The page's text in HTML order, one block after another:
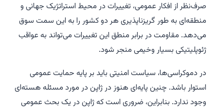
صرف‌نظر از افکار عمومی، تغییرات در محیط استراتژیک جهانی و
منطقه‌ای به طور گریزناپذیری هر دو کشور را به این سمت سوق
می‌دهد. مقاومت در برابر منطق این تغییرات می‌تواند به عواقب
ژئوپلیتیکی بسیار وخیمی منجر شود.
در دموکراسی‌ها، سیاست امنیتی باید بر پایه حمایت عمومی
استوار باشد. چنین پایه‌ای هنوز در ژاپن در مورد مسئله هسته‌ای
وجود ندارد. بنابراین، ضروری است که ژاپن در یک بحث عمومی